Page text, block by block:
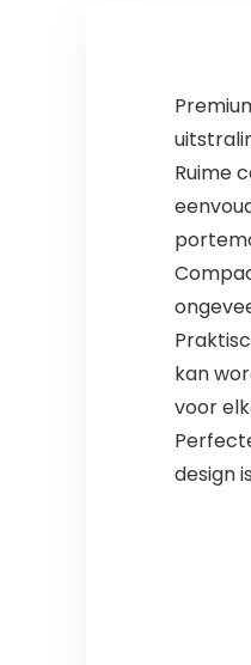
Ruime
kan
voor
design